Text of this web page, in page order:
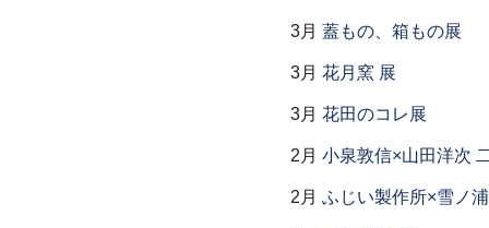
3月 蓋もの、箱もの展
3月 花月窯 展
3月 花田のコレ展
2月 小泉敦信×山田洋次
2月 ふじい製作所×雪ノ